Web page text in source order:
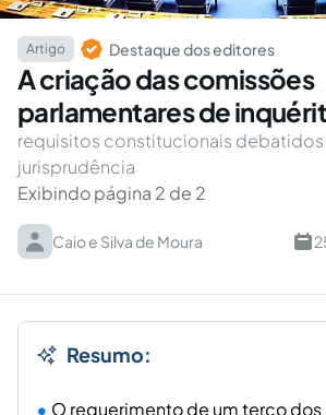
Artigo Destaque dos editores
A criação das comissões
parlamentares de
requisitos constitucionais debatidos
jurisprudência
Exibindo página 2 de 2
Caio e Silva de Moura
Resumo:
O requerimento de um terço